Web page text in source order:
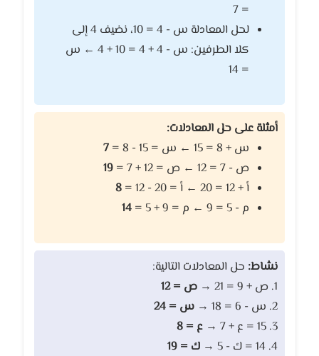
= 7
لحل المعادلة س - 4 = 10، نضيف 4 إلى
كلا الطرفين: س - 4 + 4 = 10 + 4 ← س
= 14
أمثلة على حل المعادلات:
س + 8 = 15 ← س = 15 - 8 =
7
ص - 7 = 12 ← ص = 12 + 7 =
19
أ + 12 = 20 ← أ = 20 - 12 =
8
م - 5 = 9 ← م = 9 + 5 =
14
نشاط: حل المعادلات التالية:
1. ص + 9 = 21 →
ص = 12
2. س - 6 = 18 →
س = 24
3. 15 = ع + 7 →
ع = 8
4. 14 = ك - 5 →
ك = 19